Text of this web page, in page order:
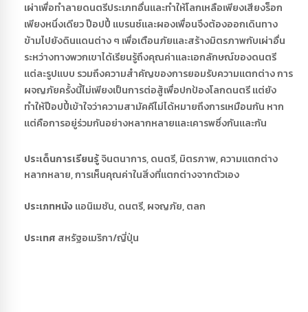
เผ่าเพื่อทำลายดนตรีประเภทอื่นและทำให้โลกเหลือเพียงเสียงร็อก
เพียงหนึ่งเดียว ป๊อปปี้ แบรนซ์และผองเพื่อนจึงต้องออกเดินทาง
ข้ามไปยังดินแดนต่าง ๆ เพื่อเตือนภัยและสร้างมิตรภาพกับเผ่าอื่น
ระหว่างทางพวกเขาได้เรียนรู้ถึงคุณค่าและเอกลักษณ์ของดนตรี
แต่ละรูปแบบ รวมถึงความสำคัญของการยอมรับความแตกต่าง การ
ผจญภัยครั้งนี้ไม่เพียงเป็นการต่อสู้เพื่อปกป้องโลกดนตรี แต่ยัง
ทำให้ป๊อปปี้เข้าใจว่าความสามัคคีไม่ได้หมายถึงการเหมือนกัน หาก
แต่คือการอยู่ร่วมกันอย่างหลากหลายและเคารพซึ่งกันและกัน
ประเด็นการเรียนรู้จินตนาการ, ดนตรี, มิตรภาพ, ความแตกต่าง
หลากหลาย, การเห็นคุณค่าในสิ่งที่แตกต่างจากตัวเอง
ประเภทหนังแอนิเมชัน, ดนตรี, ผจญภัย, ตลก
ประเทศ สหรัฐอเมริกา/ญี่ปุ่น